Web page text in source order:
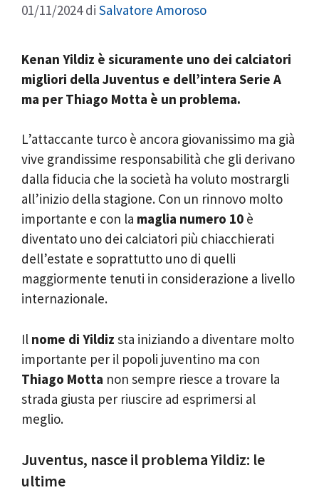
01/11/2024 di Salvatore Amoroso
Kenan Yildiz è sicuramente uno dei calciatori
migliori della Juventus e dell’intera Serie A
ma per Thiago Motta è un problema.
L’attaccante turco è ancora giovanissimo ma già
vive grandissime responsabilità che gli derivano
dalla fiducia che la società ha voluto mostrargli
all’inizio della stagione. Con un rinnovo molto
importante e con la maglia numero 10 è
diventato uno dei calciatori più chiacchierati
dell’estate e soprattutto uno di quelli
maggiormente tenuti in considerazione a livello
internazionale.
Il nome di Yildiz sta iniziando a diventare molto
importante per il popoli juventino ma con
Thiago Motta non sempre riesce a trovare la
strada giusta per riuscire ad esprimersi al
meglio.
Juventus, nasce il problema Yildiz: le
ultime